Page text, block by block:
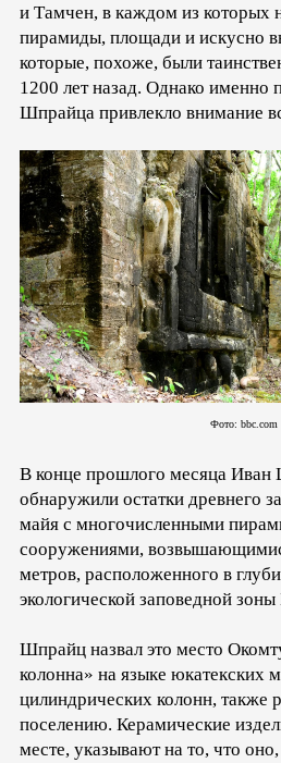
и Тамчен, в каждом из которых
пирамиды, площади и искусно
которые, похоже, были
1200 лет назад. Однако именно
Шпрайца привлекло внимание
Фото: bbc.com
В конце прошлого месяца Иван
обнаружили остатки древнего
майя с многочисленными
сооружениями,
метров, расположенного в
экологической заповедной зоны
Шпрайц назвал это место
колонна» на языке юкатекских
цилиндрических колонн, также
поселению. Керамические
месте, указывают на то, что